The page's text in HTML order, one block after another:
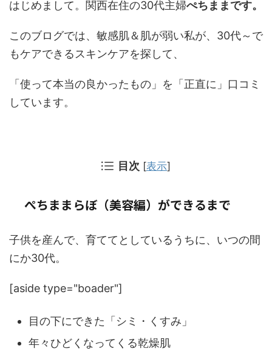
はじめまして。関西在住の30代主婦ぺちままです。
このブログでは、敏感肌＆肌が弱い私が、30代～で
もケアできるスキンケアを探して、
「使って本当の良かったもの」を「正直に」口コミ
しています。
目次 [表示]
ぺちままらぼ（美容編）ができるまで
子供を産んで、育ててとしているうちに、いつの間
にか30代。
[aside type="boader"]
目の下にできた「シミ・くすみ」
年々ひどくなってくる乾燥肌